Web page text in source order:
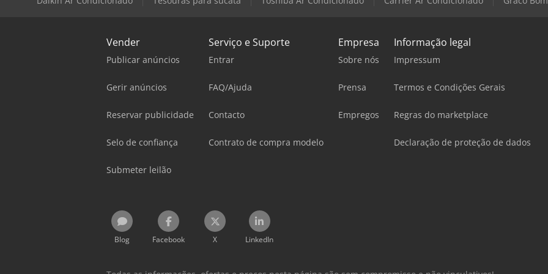
Vender
Publicar anúncios
Gerir anúncios
Reservar publicidade
Selo de confiança
Submeter leilão
Serviço e Suporte
Entrar
FAQ/Ajuda
Contacto
Contrato de compra modelo
Empresa
Sobre nós
Prensa
Empregos
Informação legal
Impressum
Termos e Condições Gerais
Regras do marketplace
Declaração de proteção de dados
Blog Facebook X LinkedIn